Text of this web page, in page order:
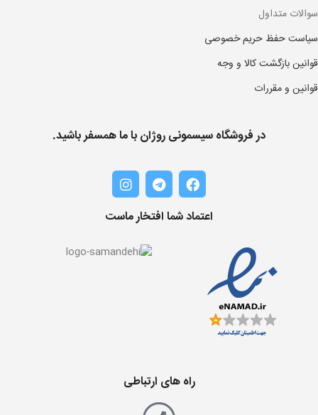
سوالات متداول
سیاست حفظ حریم خصوصی
قوانین بازگشت کالا و وجه
قوانین و مقررات
در فروشگاه سیسمونی روژان با ما همسفر باشید.
اعتماد شما افتخار ماست
راه های ارتباطی